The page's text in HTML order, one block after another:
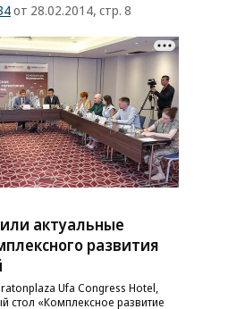
от 28.02.2014, стр. 8
актуальные
развития
Ufa Congress Hotel,
стол «Комплексное развитие